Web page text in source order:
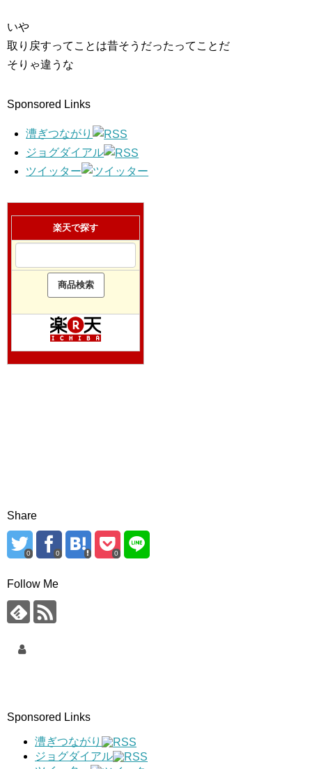
いや
取り戻すってことは昔そうだったってことだ
そりゃ違うな
Sponsored Links
漕ぎつながり
ジョグダイアル
ツイッター
楽天で探す
Share
0 0 0
Follow Me
Sponsored Links
漕ぎつながり
ジョグダイアル